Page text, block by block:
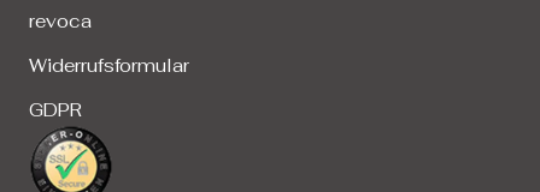
revoca
Widerrufsformular
GDPR